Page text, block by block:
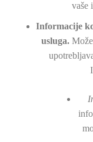
vaše
Informacije
usluga.